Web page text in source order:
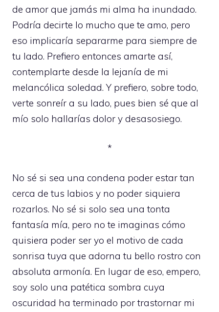
de amor que jamás mi alma ha inundado.
Podría decirte lo mucho que te amo, pero
eso implicaría separarme para siempre de
tu lado. Prefiero entonces amarte así,
contemplarte desde la lejanía de mi
melancólica soledad. Y prefiero, sobre todo,
verte sonreír a su lado, pues bien sé que al
mío solo hallarías dolor y desasosiego.
*
No sé si sea una condena poder estar tan
cerca de tus labios y no poder siquiera
rozarlos. No sé si solo sea una tonta
fantasía mía, pero no te imaginas cómo
quisiera poder ser yo el motivo de cada
sonrisa tuya que adorna tu bello rostro con
absoluta armonía. En lugar de eso, empero,
soy solo una patética sombra cuya
oscuridad ha terminado por trastornar mi